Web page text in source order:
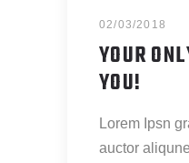
02/03/2018
YOUR
YOU!
Lorem Ipsn
auctor